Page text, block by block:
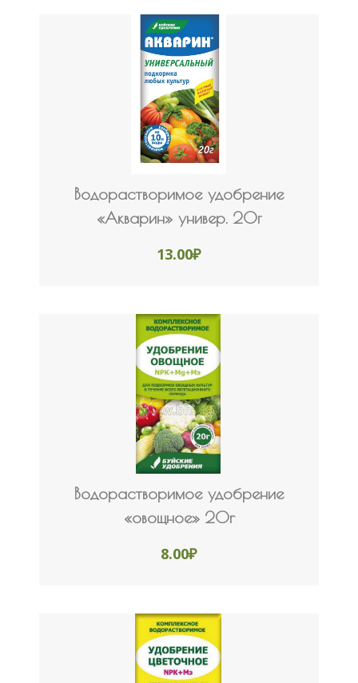
Водорастворимое удобрение
«Акварин» универ. 20г
13.00₽
Водорастворимое удобрение
«овощное» 20r
8.00₽